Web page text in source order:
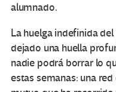
alumnado.
La huelga indefinida
dejado una huella
nadie podrá borrar lo
estas semanas: una